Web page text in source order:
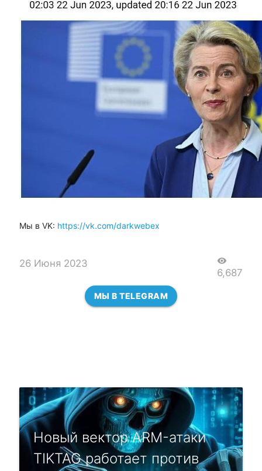
Мы в VK: https://vk.com/darkwebex
26 Июня 2023 visibility
6,687
МЫ В TELEGRAM
Новый вектор ARM-атаки
TIKTAG работает против